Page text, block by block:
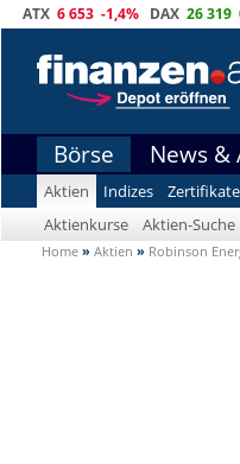
ATX 6 653 -1,4% DAX 26 319
Börse News &
Aktien Indizes Zertifikate
Aktienkurse
Aktien-Suche
Home » Aktien » Robinson